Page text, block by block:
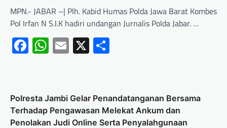
MPN.- JABAR –| Plh. Kabid Humas Polda Jawa Barat Kombes
Pol Irfan N S.I.K hadiri undangan Jurnalis Polda Jabar. ‎…
Facebook
WhatsApp
Email
X
Polresta Jambi Gelar Penandatanganan Bersama
Terhadap Pengawasan Melekat Ankum dan
Penolakan Judi Online Serta Penyalahgunaan